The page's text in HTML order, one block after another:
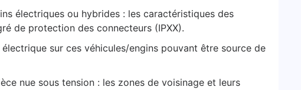
électriques ou hybrides : les caractéristiques des
de protection des connecteurs (IPXX).
électrique sur ces véhicules/engins pouvant être source de
nue sous tension : les zones de voisinage et leurs